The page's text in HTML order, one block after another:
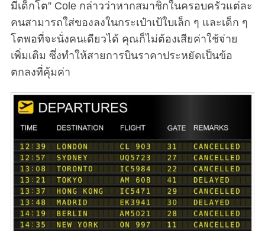
มีเด็กโต” Cole กล่าวว่าหากสมาชิกในครอบครัวแต่ละ
คนสามารถใส่ของลงในกระเป๋าเป้ใบเล็ก ๆ และเด็ก ๆ
โตพอที่จะนั่งคนเดียวได้ คุณก็ไม่ต้องเสียค่าใช้จ่าย
เพิ่มเติม ซึ่งทำให้สายการบินราคาประหยัดเป็นข้อ
ตกลงที่คุ้มค่า